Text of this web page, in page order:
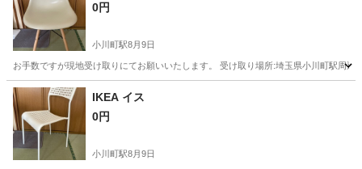
0円
小川町駅8月9日
お手数ですが現地受け取りにてお願いいたします。 受け取り場所:埼玉県小川町駅周
埼玉 比企郡 小川町駅
IKEA イス
0円
小川町駅8月9日